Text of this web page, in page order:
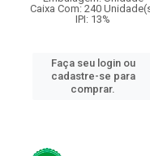
Caixa Com: 240
IPI: 13%
Faça seu login ou
cadastre-se para
comprar.